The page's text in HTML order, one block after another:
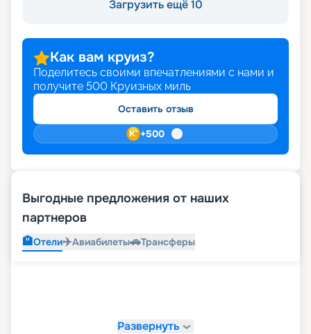
Загрузить ещё 10
Как вам круиз?
Поделитесь своими впечатлениями с нами и
получите 500 Круизных миль
Оставить отзыв
+500
Выгодные предложения от наших
партнеров
🏨Отели✈️Авиабилеты🚗Трансферы
Развернуть